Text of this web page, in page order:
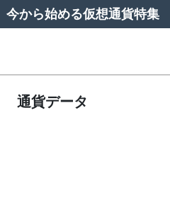
今から始める仮想通貨特集
通貨データ